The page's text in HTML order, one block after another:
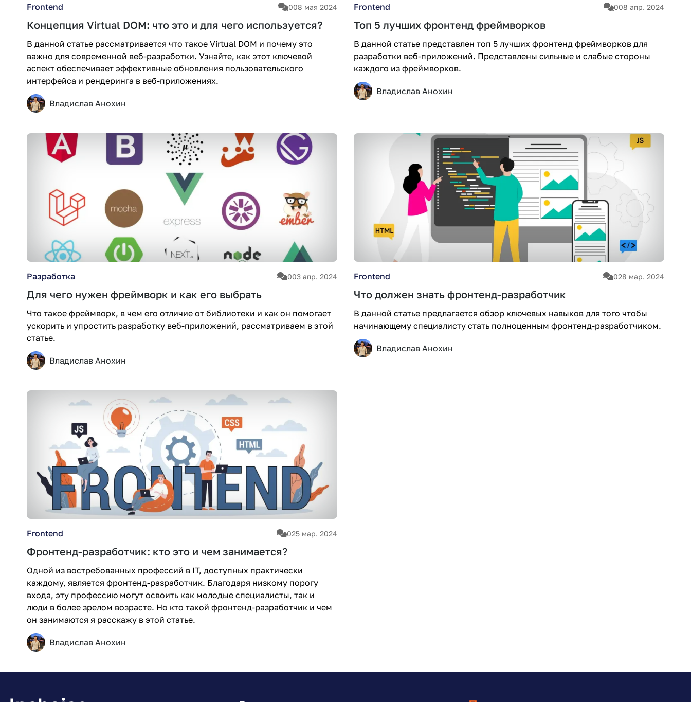
Frontend 008 мая 2024
Концепция Virtual DOM: что это и для чего используется?
В данной статье рассматривается что такое Virtual DOM и почему это
важно для современной веб-разработки. Узнайте, как этот ключевой
аспект обеспечивает эффективные обновления пользовательского
интерфейса и рендеринга в веб-приложениях.
Владислав Анохин
Frontend 008 апр. 2024
Топ 5 лучших фронтенд фреймворков
В данной статье представлен топ 5 лучших фронтенд фреймворков для
разработки веб-приложений. Представлены сильные и слабые стороны
каждого из фреймворков.
Владислав Анохин
Разработка 003 апр. 2024
Для чего нужен фреймворк и как его выбрать
Что такое фреймворк, в чем его отличие от библиотеки и как он помогает
ускорить и упростить разработку веб-приложений, рассматриваем в этой
статье.
Владислав Анохин
Frontend 028 мар. 2024
Что должен знать фронтенд-разработчик
В данной статье предлагается обзор ключевых навыков для того чтобы
начинающему специалисту стать полноценным фронтенд-разработчиком.
Владислав Анохин
Frontend 025 мар. 2024
Фронтенд-разработчик: кто это и чем занимается?
Одной из востребованных профессий в IT, доступных практически
каждому, является фронтенд-разработчик. Благодаря низкому порогу
входа, эту профессию могут освоить как молодые специалисты, так и
люди в более зрелом возрасте. Но кто такой фронтенд-разработчик и чем
он занимаются я расскажу в этой статье.
Владислав Анохин